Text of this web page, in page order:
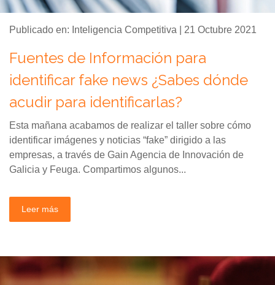
Publicado en: Inteligencia Competitiva | 21 Octubre 2021
Fuentes de Información para
identificar fake news ¿Sabes dónde
acudir para identificarlas?
Esta mañana acabamos de realizar el taller sobre cómo
identificar imágenes y noticias “fake” dirigido a las
empresas, a través de Gain Agencia de Innovación de
Galicia y Feuga. Compartimos algunos...
Leer más